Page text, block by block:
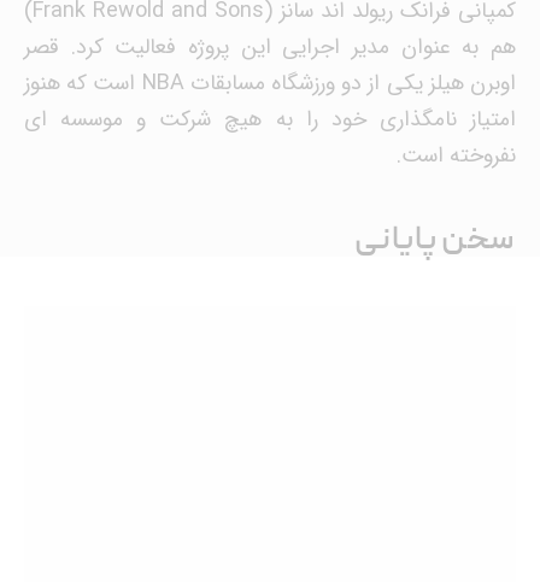
کمپانی فرانک ریولد اند سانز (Frank Rewold and Sons)
هم به عنوان مدیر اجرایی این پروژه فعالیت کرد. قصر
اوبرن هیلز یکی از دو ورزشگاه مسابقات NBA است که هنوز
امتیاز نامگذاری خود را به هیچ شرکت و موسسه ای
نفروخته است.
سخن پایانی